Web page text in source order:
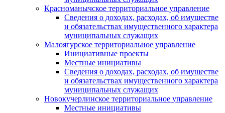
Красноманычское территориальное управление
Сведения о доходах, расходах, об имуществе
и обязательствах имущественного характера
муниципальных служащих
Малоягурское территориальное управление
Инициативные проекты
Местные инициативы
Сведения о доходах, расходах, об имуществе
и обязательствах имущественного характера
муниципальных служащих
Новокучерлинское территориальное управление
Местные инициативы